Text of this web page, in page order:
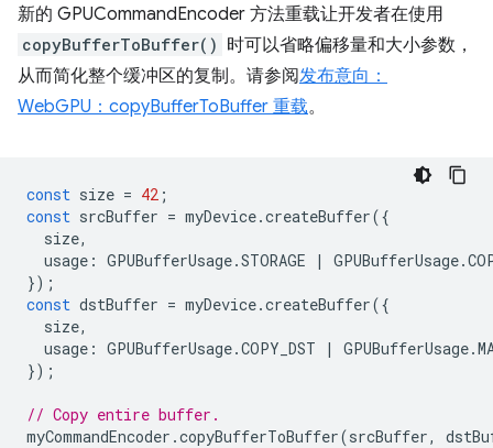
新的 GPUCommandEncoder 方法重载让开发者在使用
copyBufferToBuffer() 时可以省略偏移量和大小参数，
从而简化整个缓冲区的复制。请参阅发布意向：
WebGPU：copyBufferToBuffer 重载。
const size = 42 ;
const srcBuffer = myDevice.createBuffer({
size,
usage : GPUBufferUsage.STORAGE | GPUBufferUsage.
});
const dstBuffer = myDevice.createBuffer({
size,
usage : GPUBufferUsage.COPY_DST | GPUBufferUsage.
});
// Copy entire buffer.
myCommandEncoder .copyBufferToBuffer(srcBuffer,